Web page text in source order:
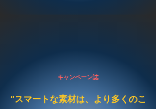
キャンペーン誌
“スマートな素材は、より多くのこ